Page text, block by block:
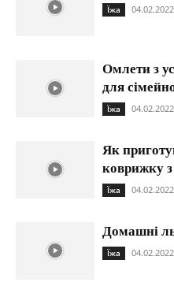
Їжа 04.02.2022
Омлети з
для
Їжа 04.02.2022
Як
коврижку
Їжа 04.02.2022
Домашні
Їжа 04.02.2022